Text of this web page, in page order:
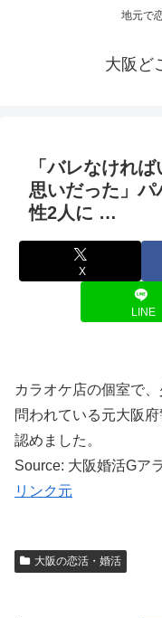
地元で
大阪ど
「バレなけれ
思いだった」
性2人に …
X
LINE
カラオケ店の個室で
問われている元大阪
認めました。
Source: 大阪婚活Gア
リンク元
大阪の恋活・婚活